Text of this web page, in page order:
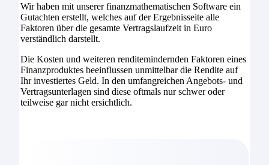
Wir haben mit unserer finanzmathematischen Software ein
Gutachten erstellt, welches auf der Ergebnisseite alle
Faktoren über die gesamte Vertragslaufzeit in Euro
verständlich darstellt.
Die Kosten und weiteren renditemindernden Faktoren eines
Finanzproduktes beeinflussen unmittelbar die Rendite auf
Ihr investiertes Geld. In den umfangreichen Angebots- und
Vertragsunterlagen sind diese oftmals nur schwer oder
teilweise gar nicht ersichtlich.